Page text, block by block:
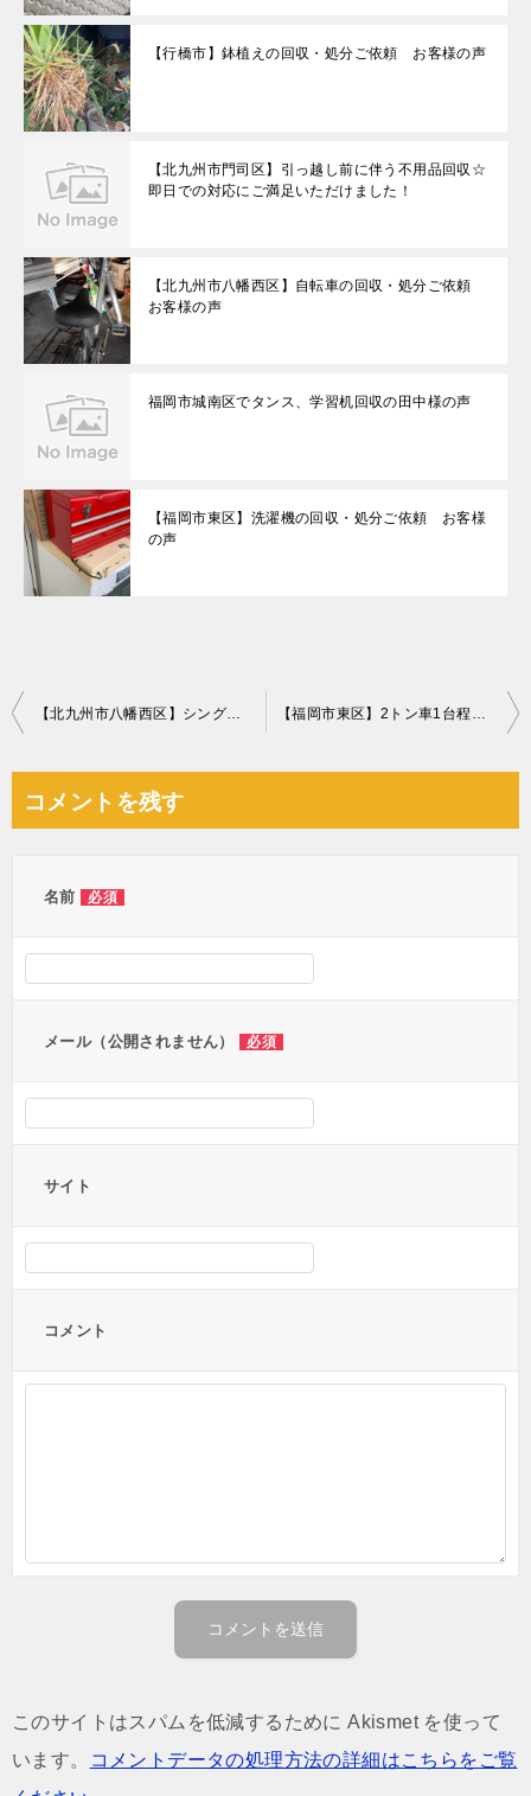
【行橋市】鉢植えの回収・処分ご依頼 お客様の声
【北九州市門司区】引っ越し前に伴う不用品回収☆
即日での対応にご満足いただけました！
【北九州市八幡西区】自転車の回収・処分ご依頼
お客様の声
福岡市城南区でタンス、学習机回収の田中様の声
【福岡市東区】洗濯機の回収・処分ご依頼 お客様
の声
投
ビ
コメントを残す
名前 必須
メール（公開されません） 必須
サイト
コメント
このサイトはスパムを低減するために Akismet を使って
います。
コメントデータの処理方法の詳細はこちらをご覧